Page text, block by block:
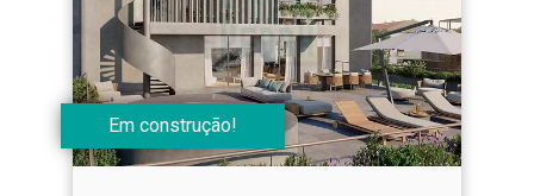
Em construção!